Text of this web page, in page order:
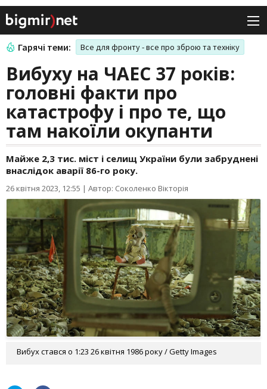
Гарячі теми: Все для фронту - все про зброю та техніку
Вибуху на ЧАЕС 37 років:
головні факти про
катастрофу і про те, що
там накоїли окупанти
Майже 2,3 тис. міст і селищ України були забруднені
внаслідок аварії 86-го року.
26 квітня 2023, 12:55 | Автор: Соколенко Вікторія
Вибух стався о 1:23 26 квітня 1986 року / Getty Images